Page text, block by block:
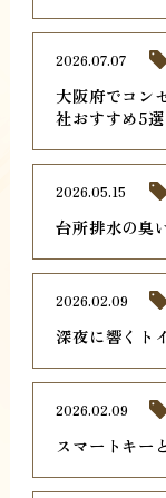
大阪府でコン
社おすすめ5
2026.07.07
台所排水の臭
2026.05.15
深夜に響くト
2026.02.09
スマートキー
2026.02.09